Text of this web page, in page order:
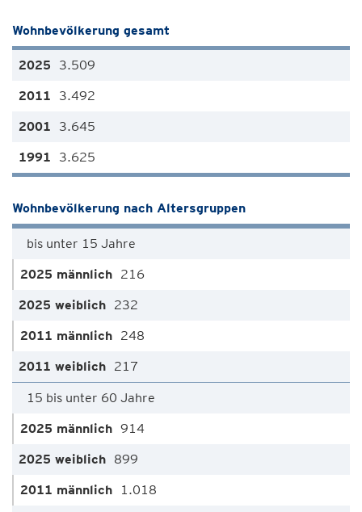
Wohnbevölkerung gesamt
3.509
3.492
3.645
3.625
Wohnbevölkerung nach Altersgruppen
bis unter 15 Jahre
216
232
248
217
15 bis unter 60 Jahre
914
899
1.018